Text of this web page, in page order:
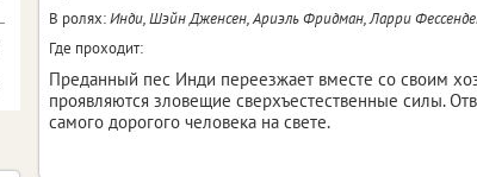
В ролях:Инди, Шэйн Дженсен, Ариэль Фридман, Ларри
Где проходит:
Преданный пес Инди переезжает вместе со своим
проявляются зловещие сверхъестественные силы.
самого дорогого человека на свете.